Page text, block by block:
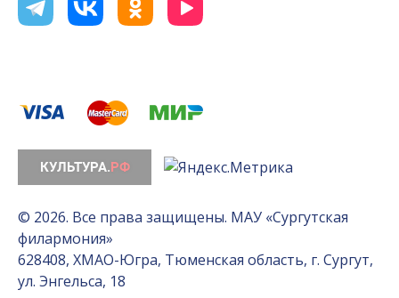
© 2026. Все права защищены. МАУ «Сургутская
филармония»
628408, ХМАО-Югра, Тюменская область, г. Сургут,
ул. Энгельса, 18